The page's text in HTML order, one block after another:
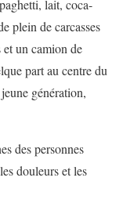
lait, coca-
plein de carcasses
et un camion de
part au centre du
génération,
des personnes
douleurs et les